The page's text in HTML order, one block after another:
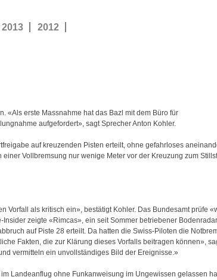
2013
2012
«Als erste Massnahme hat das Bazl mit dem Büro für
aufgefordert», sagt Sprecher Anton Kohler.
auf kreuzenden Pisten erteilt, ohne gefahrloses
Vollbremsung nur wenige Meter vor der Kreuzung zum
Vorfall als kritisch ein», bestätigt Kohler. Das Bundesamt prüfe
zeigte «Rimcas», ein seit Sommer betriebener
auf Piste 28 erteilt. Da hatten die Swiss-Piloten die
Fakten, die zur Klärung dieses Vorfalls beitragen können»,
vermitteln ein unvollständiges Bild der Ereignisse.»
Landeanflug ohne Funkanweisung im Ungewissen gelassen